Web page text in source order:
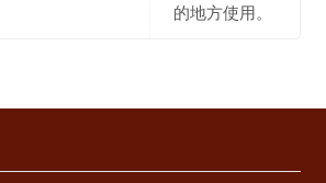
的地方使用。